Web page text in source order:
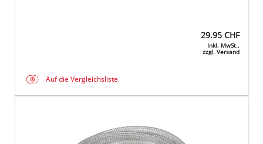
29.95 CHF
Inkl. MwSt.,
zzgl. Versand
Auf die Vergleichsliste